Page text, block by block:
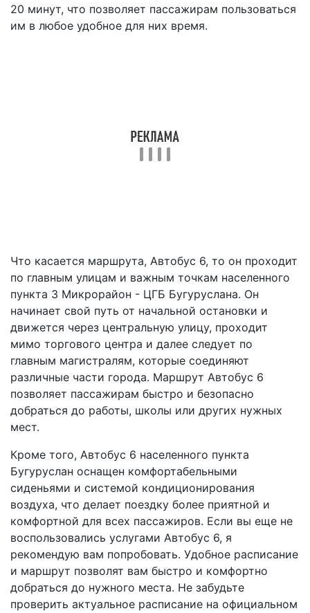
20 минут, что позволяет пассажирам пользоваться
им в любое удобное для них время.
Что касается маршрута, Автобус 6, то он проходит
по главным улицам и важным точкам населенного
пункта 3 Микрорайон - ЦГБ Бугуруслана. Он
начинает свой путь от начальной остановки и
движется через центральную улицу, проходит
мимо торгового центра и далее следует по
главным магистралям, которые соединяют
различные части города. Маршрут Автобус 6
позволяет пассажирам быстро и безопасно
добраться до работы, школы или других нужных
мест.
Кроме того, Автобус 6 населенного пункта
Бугуруслан оснащен комфортабельными
сиденьями и системой кондиционирования
воздуха, что делает поездку более приятной и
комфортной для всех пассажиров. Если вы еще не
воспользовались услугами Автобус 6, я
рекомендую вам попробовать. Удобное расписание
и маршрут позволят вам быстро и комфортно
добраться до нужного места. Не забудьте
проверить актуальное расписание на официальном